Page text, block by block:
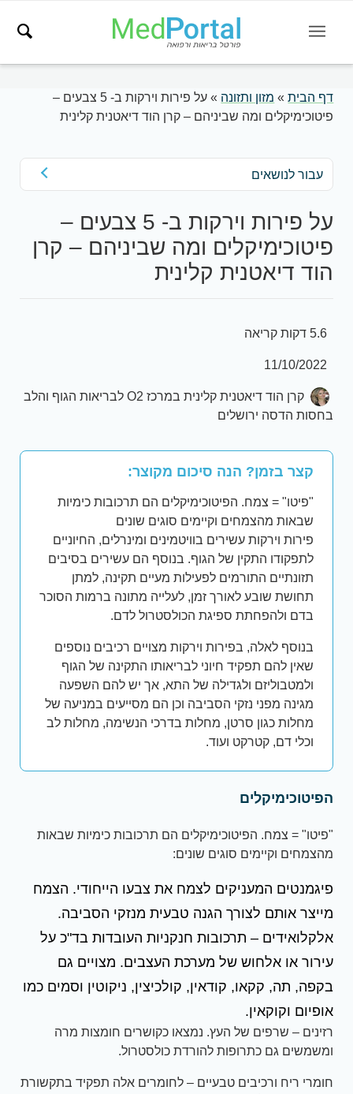
דף הבית» מזון ותזונה »
על פירות וירקות ב- 5 צבעים –
פיטוכימיקלים ומה שביניהם – קרן הוד דיאטנית קלינית
עבור לנושאים
על פירות וירקות ב- 5 צבעים –
פיטוכימיקלים ומה שביניהם – קרן
הוד דיאטנית קלינית
5.6 דקות קריאה
11/10/2022
קרן הוד דיאטנית קלינית במרכז O2 לבריאות הגוף והלב
בחסות הדסה ירושלים
קצר בזמן? הנה סיכום מקוצר:
"פיטו" = צמח. הפיטוכימיקלים הם תרכובות כימיות
שבאות מהצמחים וקיימים סוגים שונים
פירות וירקות עשירים בוויטמינים ומינרלים, החיוניים
לתפקודו התקין של הגוף. בנוסף הם עשירים בסיבים
תזונתיים התורמים לפעילות מעיים תקינה, למתן
תחושת שובע לאורך זמן, לעלייה מתונה ברמות הסוכר
בדם ולהפחתת ספיגת הכולסטרול לדם.
בנוסף לאלה, בפירות וירקות מצויים רכיבים נוספים
שאין להם תפקיד חיוני לבריאותו התקינה של הגוף
ולמטבוליזם ולגדילה של התא, אך יש להם השפעה
מגינה מפני נזקי הסביבה וכן הם מסייעים במניעה של
מחלות כגון סרטן, מחלות בדרכי הנשימה, מחלות לב
וכלי דם, קטרקט ועוד.
הפיטוכימיקלים
"פיטו" = צמח. הפיטוכימיקלים הם תרכובות כימיות שבאות
מהצמחים וקיימים סוגים שונים:
פיגמנטים המעניקים לצמח את צבעו הייחודי. הצמח
מייצר אותם לצורך הגנה טבעית מנזקי הסביבה.
אלקלואידים – תרכובות חנקניות העובדות בד"כ על
עירור או אלחוש של מערכת העצבים. מצויים גם
בקפה, תה, קקאו, קודאין, קולכיצין, ניקוטין וסמים כמו
אופיום וקוקאין.
רזינים – שרפים של העץ. נמצאו כקושרים חומצות מרה
ומשמשים גם כתרופות להורדת כולסטרול.
חומרי ריח ורכיבים טבעיים – לחומרים אלה תפקיד בתקשורת